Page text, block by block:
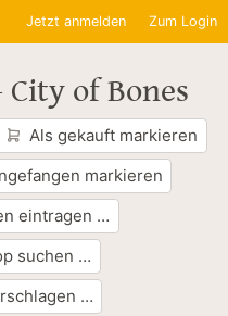
Jetzt anmelden Zum Login
City of Bones
Als gekauft markieren
markieren
eintragen …
suchen …
…